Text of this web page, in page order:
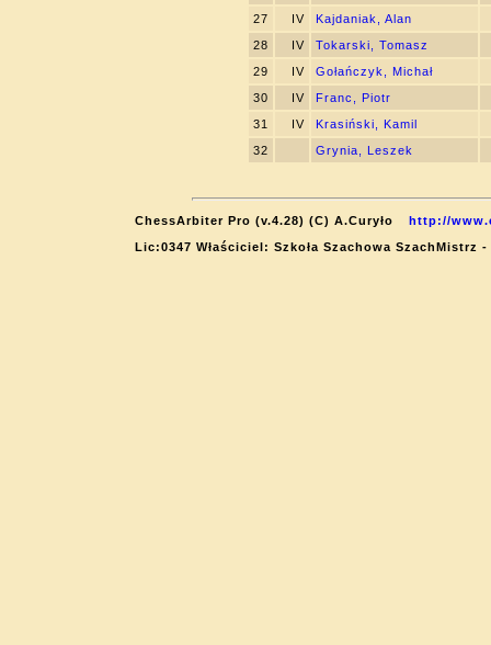
27
IV
Kajdaniak, Alan
28
IV
Tokarski, Tomasz
29
IV
Gołańczyk, Michał
30
IV
Franc, Piotr
31
IV
Krasiński, Kamil
32
Grynia, Leszek
ChessArbiter Pro (v.4.28) (C) A.Curyło
http://
Lic:0347 Właściciel: Szkoła Szachowa SzachMistrz